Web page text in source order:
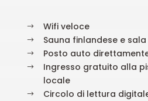
$ Wifi veloce
$ Sauna finlandese e
$ Posto auto
$
Ingresso gratuito alla
locale
$
Circolo di lettura